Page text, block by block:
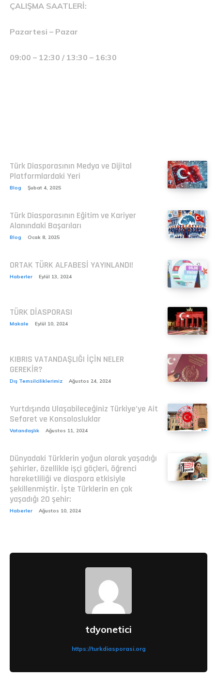
ÇALIŞMA SAATLERİ:
Pazartesi – Pazar
09:00 – 12:30 / 13:30 – 16:30
Türk Diasporasının Medya ve Dijital
Platformlardaki Yeri
Blog Şubat 4, 2025
Türk Diasporasının Eğitim ve Kariyer
Alanındaki Başarıları
Blog Ocak 8, 2025
ORTAK TÜRK ALFABESİ YAYINLANDI!
Haberler Eylül 13, 2024
TÜRK DİASPORASI
Makale Eylül 10, 2024
KIBRIS VATANDAŞLIĞI İÇİN NELER
GEREKİR?
Dış Temsilciliklerimiz Ağustos 24, 2024
Yurtdışında Ulaşabileceğiniz Türkiye’ye Ait
Sefaret ve Konsolosluklar
Vatandaşlık Ağustos 11, 2024
Dünyadaki Türklerin yoğun olarak yaşadığı
şehirler, özellikle işçi göçleri, öğrenci
hareketliliği ve diaspora etkisiyle
şekillenmiştir. İşte Türklerin en çok
yaşadığı 20 şehir:
Haberler Ağustos 10, 2024
tdyonetici
https://turkdiasporasi.org